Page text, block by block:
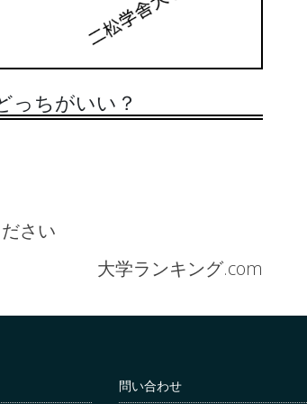
っちがいい？
さい
大学ランキング.com
問い合わせ